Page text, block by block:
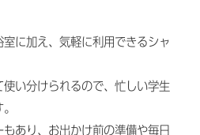
に加え、気軽に利用できるシャ
い分けられるので、忙しい学生
あり、お出かけ前の準備や毎日